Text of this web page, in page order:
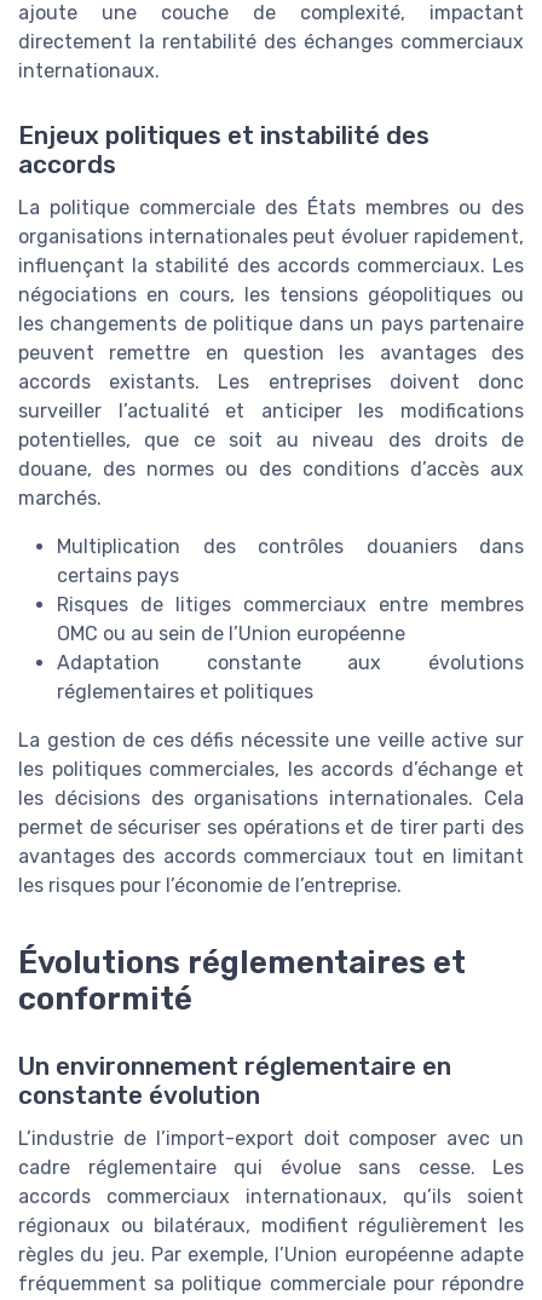
ajoute une couche de complexité, impactant
directement la rentabilité des échanges commerciaux
internationaux.
Enjeux politiques et instabilité des
accords
La politique commerciale des États membres ou des
organisations internationales peut évoluer rapidement,
influençant la stabilité des accords commerciaux. Les
négociations en cours, les tensions géopolitiques ou
les changements de politique dans un pays partenaire
peuvent remettre en question les avantages des
accords existants. Les entreprises doivent donc
surveiller l’actualité et anticiper les modifications
potentielles, que ce soit au niveau des droits de
douane, des normes ou des conditions d’accès aux
marchés.
Multiplication des contrôles douaniers dans
certains pays
Risques de litiges commerciaux entre membres
OMC ou au sein de l’Union européenne
Adaptation constante aux évolutions
réglementaires et politiques
La gestion de ces défis nécessite une veille active sur
les politiques commerciales, les accords d’échange et
les décisions des organisations internationales. Cela
permet de sécuriser ses opérations et de tirer parti des
avantages des accords commerciaux tout en limitant
les risques pour l’économie de l’entreprise.
Évolutions réglementaires et
conformité
Un environnement réglementaire en
constante évolution
L’industrie de l’import-export doit composer avec un
cadre réglementaire qui évolue sans cesse. Les
accords commerciaux internationaux, qu’ils soient
régionaux ou bilatéraux, modifient régulièrement les
règles du jeu. Par exemple, l’Union européenne adapte
fréquemment sa politique commerciale pour répondre